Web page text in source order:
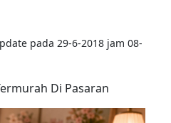
pada 29-6-2018 jam 08-
Di Pasaran